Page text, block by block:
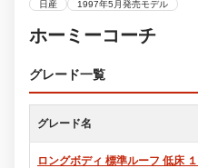
日産 1997年5月発売モデル
ホーミーコーチ
グレード一覧
グレード名
ロングボディ 標準ルーフ 低床 １